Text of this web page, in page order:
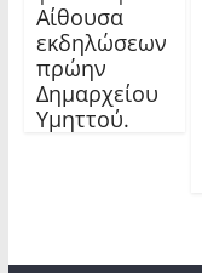
Αίθουσα
εκδηλώσεων
πρώην
Δημαρχείου
Υμηττού.